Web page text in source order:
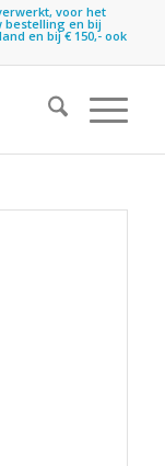
voor het
bestelling en bij
en bij € 150,- ook